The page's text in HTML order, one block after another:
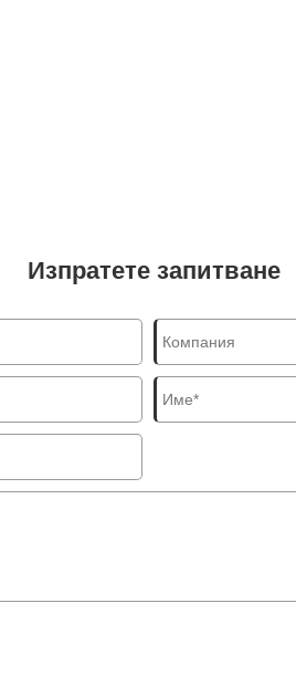
Изпратете запитване